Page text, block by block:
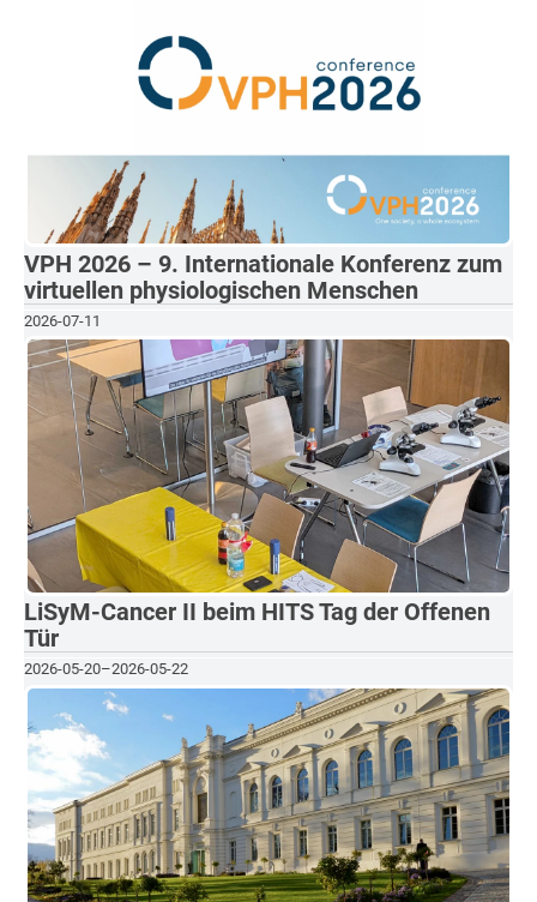
VPH 2026 – 9. Internationale Konferenz zum
virtuellen physiologischen Menschen
2026-07-11
LiSyM-Cancer II beim HITS Tag der Offenen
Tür
2026-05-20–2026-05-22